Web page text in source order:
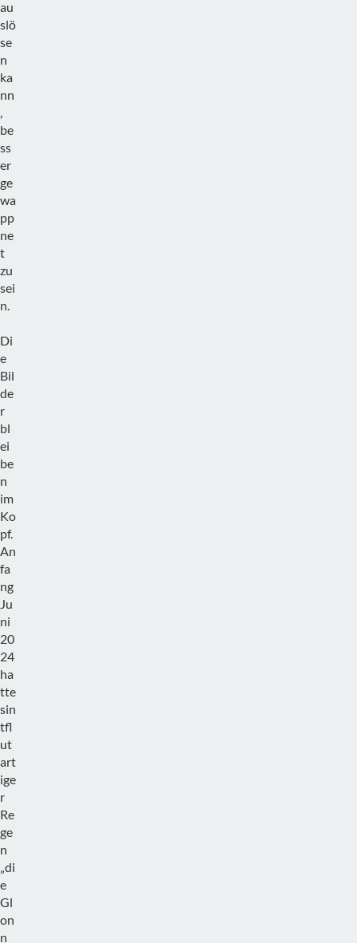
au
slö
se
n
ka
nn
,
be
ss
er
ge
wa
pp
ne
t
zu
sei
n.
Di
e
Bil
de
r
bl
ei
be
n
im
Ko
pf.
An
fa
ng
Ju
ni
20
24
ha
tte
sin
tfl
ut
art
ige
r
Re
ge
n
„di
e
Gl
on
n